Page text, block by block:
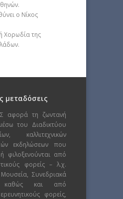
ο Νίκος
Χορωδία της
μεταδόσεις
αφορά τη ζωντανή
του Διαδικτύου
καλλιτεχνικών
εκδηλώσεων που
φιλοξενούνται από
φορείς – λ.χ.
Συνεδριακά
και από
φορείς,